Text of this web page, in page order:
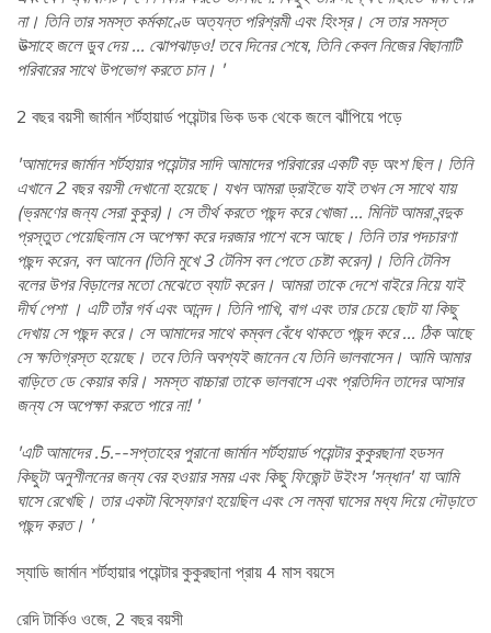
না। তিনি তার সমস্ত কর্মকাণ্ডে অত্যন্ত পরিশ্রমী এবং হিংস্র। সে তার সমস্ত
উত্সাহে জলে ডুব দেয় ... ঝোপঝাড়ও! তবে দিনের শেষে, তিনি কেবল নিজের বিছানাটি
পরিবারের সাথে উপভোগ করতে চান। '
2 বছর বয়সী জার্মান শর্টহায়ার্ড পয়েন্টার ভিক ডক থেকে জলে ঝাঁপিয়ে পড়ে
'আমাদের জার্মান শর্টহায়ার পয়েন্টার সাদি আমাদের পরিবারের একটি বড় অংশ ছিল। তিনি
এখানে 2 বছর বয়সী দেখানো হয়েছে। যখন আমরা ড্রাইভে যাই তখন সে সাথে যায়
(ভ্রমণের জন্য সেরা কুকুর)। সে তীর্থ করতে পছন্দ করে খোজা ... মিনিট আমরা বন্দুক
প্রস্তুত পেয়েছিলাম সে অপেক্ষা করে দরজার পাশে বসে আছে। তিনি তার পদচারণা
পছন্দ করেন, বল আনেন (তিনি মুখে 3 টেনিস বল পেতে চেষ্টা করেন)। তিনি টেনিস
বলের উপর বিড়ালের মতো মেঝেতে ব্যাট করেন। আমরা তাকে দেশে বাইরে নিয়ে যাই
দীর্ঘ পেশা । এটি তাঁর গর্ব এবং আনন্দ। তিনি পাখি, বাগ এবং তার চেয়ে ছোট যা কিছু
দেখায় সে পছন্দ করে। সে আমাদের সাথে কম্বল বেঁধে থাকতে পছন্দ করে ... ঠিক আছে
সে ক্ষতিগ্রস্ত হয়েছে। তবে তিনি অবশ্যই জানেন যে তিনি ভালবাসেন। আমি আমার
বাড়িতে ডে কেয়ার করি। সমস্ত বাচ্চারা তাকে ভালবাসে এবং প্রতিদিন তাদের আসার
জন্য সে অপেক্ষা করতে পারে না! '
'এটি আমাদের .5.--সপ্তাহের পুরানো জার্মান শর্টহায়ার্ড পয়েন্টার কুকুরছানা হডসন
কিছুটা অনুশীলনের জন্য বের হওয়ার সময় এবং কিছু ফিজেন্ট উইংস 'সন্ধান' যা আমি
ঘাসে রেখেছি। তার একটা বিস্ফোরণ হয়েছিল এবং সে লম্বা ঘাসের মধ্য দিয়ে দৌড়াতে
পছন্দ করত। '
স্যাডি জার্মান শর্টহায়ার পয়েন্টার কুকুরছানা প্রায় 4 মাস বয়সে
রেদি টার্কিও ওজে, 2 বছর বয়সী